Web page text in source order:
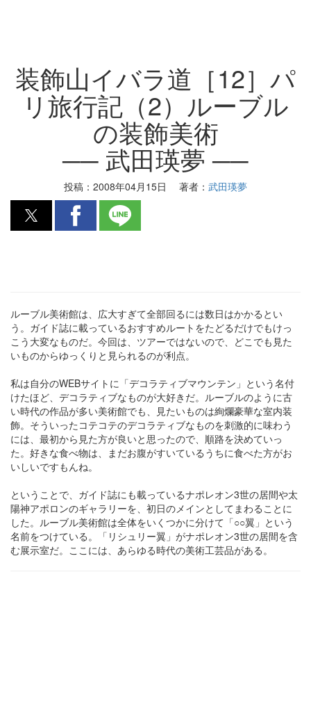
装飾山イバラ道［12］パ
リ旅行記（2）ルーブル
の装飾美術
── 武田瑛夢 ──
投稿： 2008年04月15日 著者： 武田瑛夢
ルーブル美術館は、広大すぎて全部回るには数日はかかるとい
う。ガイド誌に載っているおすすめルートをたどるだけでもけっ
こう大変なものだ。今回は、ツアーではないので、どこでも見た
いものからゆっくりと見られるのが利点。
私は自分のWEBサイトに「デコラティブマウンテン」という名付
けたほど、デコラティブなものが大好きだ。ルーブルのように古
い時代の作品が多い美術館でも、見たいものは絢爛豪華な室内装
飾。そういったコテコテのデコラティブなものを刺激的に味わう
には、最初から見た方が良いと思ったので、順路を決めていっ
た。好きな食べ物は、まだお腹がすいているうちに食べた方がお
いしいですもんね。
ということで、ガイド誌にも載っているナポレオン3世の居間や太
陽神アポロンのギャラリーを、初日のメインとしてまわることに
した。ルーブル美術館は全体をいくつかに分けて「○○翼」という
名前をつけている。「リシュリー翼」がナポレオン3世の居間を含
む展示室だ。ここには、あらゆる時代の美術工芸品がある。